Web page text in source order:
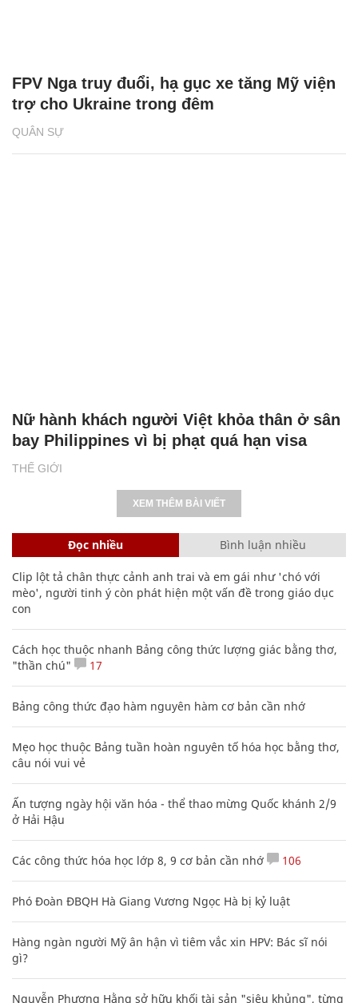
QUÂN SỰ
FPV Nga truy đuổi, hạ gục xe tăng Mỹ viện
trợ cho Ukraine trong đêm
THẾ GIỚI
Nữ hành khách người Việt khỏa thân ở sân
bay Philippines vì bị phạt quá hạn visa
XEM THÊM BÀI VIẾT
Đọc nhiều Bình luận nhiều
Clip lột tả chân thực cảnh anh trai và em gái như 'chó với
mèo', người tinh ý còn phát hiện một vấn đề trong giáo dục
con
Cách học thuộc nhanh Bảng công thức lượng giác bằng thơ,
"thần chú"
17
Bảng công thức đạo hàm nguyên hàm cơ bản cần nhớ
Mẹo học thuộc Bảng tuần hoàn nguyên tố hóa học bằng thơ,
câu nói vui vẻ
Ấn tượng ngày hội văn hóa - thể thao mừng Quốc khánh 2/9
ở Hải Hậu
Các công thức hóa học lớp 8, 9 cơ bản cần nhớ 106
Phó Đoàn ĐBQH Hà Giang Vương Ngọc Hà bị kỷ luật
Hàng ngàn người Mỹ ân hận vì tiêm vắc xin HPV: Bác sĩ nói
gì?
Nguyễn Phương Hằng sở hữu khối tài sản "siêu khủng", từng